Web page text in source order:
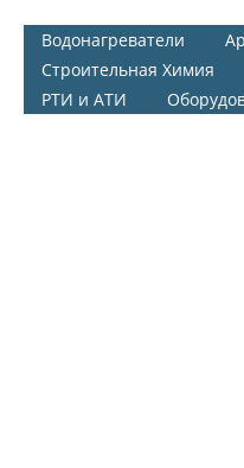
Водонагреватели
Строительная Химия
РТИ и АТИ